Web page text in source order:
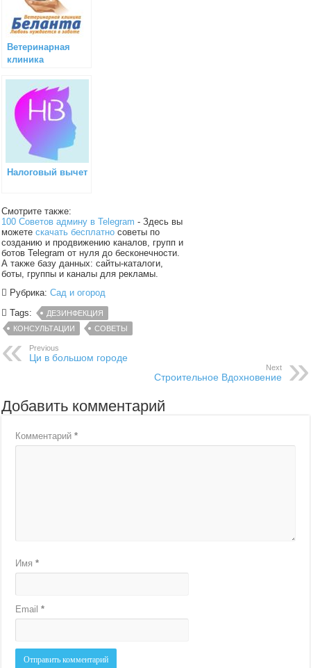
Ветеринарная
клиника
(Москва)
Налоговый вычет
Смотрите также:
100 Советов админу в Telegram - Здесь вы
можетескачать бесплатно советы по
созданию и продвижению каналов, групп и
ботов Telegram от нуля до бесконечности.
А также базу данных: сайты-каталоги,
боты, группы и каналы для рекламы.
Рубрика:Сад и огород
Tags:
ДЕЗИНФЕКЦИЯ
КОНСУЛЬТАЦИИ
СОВЕТЫ
Previous
Ци в большом городе
Next
Строительное Вдохновение
Добавить комментарий
Комментарий*
Имя*
Email*